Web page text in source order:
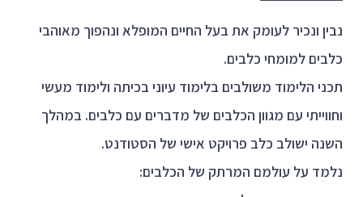
נבין ונכיר לעומק את בעל החיים המופלא ונהפוך מאוהבי
כלבים למומחי כלבים.
תכני הלימוד משולבים בלימוד עיוני בכיתה ולימוד מעשי
וחווייתי עם מגוון הכלבים של מדברים עם כלבים. במהלך
השנה ישולב כלב פרויקט אישי של הסטודנט.
נלמד על עולמם המרתק של הכלבים: